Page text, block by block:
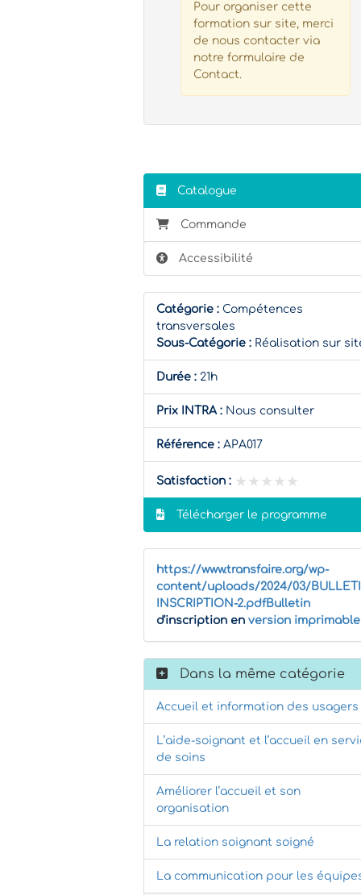
Pour organiser cette
formation sur site, merci
de nous contacter via
notre formulaire de
Contact.
Catalogue
Commande
Accessibilité
Catégorie : Compétences
transversales
Sous-Catégorie : Réalisation sur
Durée : 21h
Prix INTRA : Nous consulter
Référence : APA017
Satisfaction : ★★★★★
★★★★★
Télécharger le programme
https://www.transfaire.org/wp-
content/uploads/2024/03/
INSCRIPTION-2.pdfBulletin
d'inscription en version imprimable
Dans la même catégorie
Accueil et information des usagers
L’aide-soignant et l’accueil en
de soins
Améliorer l’accueil et son
organisation
La relation soignant soigné
La communication pour les